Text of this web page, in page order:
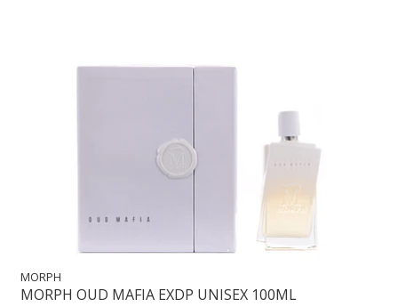
MORPH
MORPH OUD MAFIA EXDP UNISEX 100ML